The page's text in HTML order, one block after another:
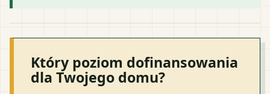
Który poziom dofinansowania
dla Twojego domu?